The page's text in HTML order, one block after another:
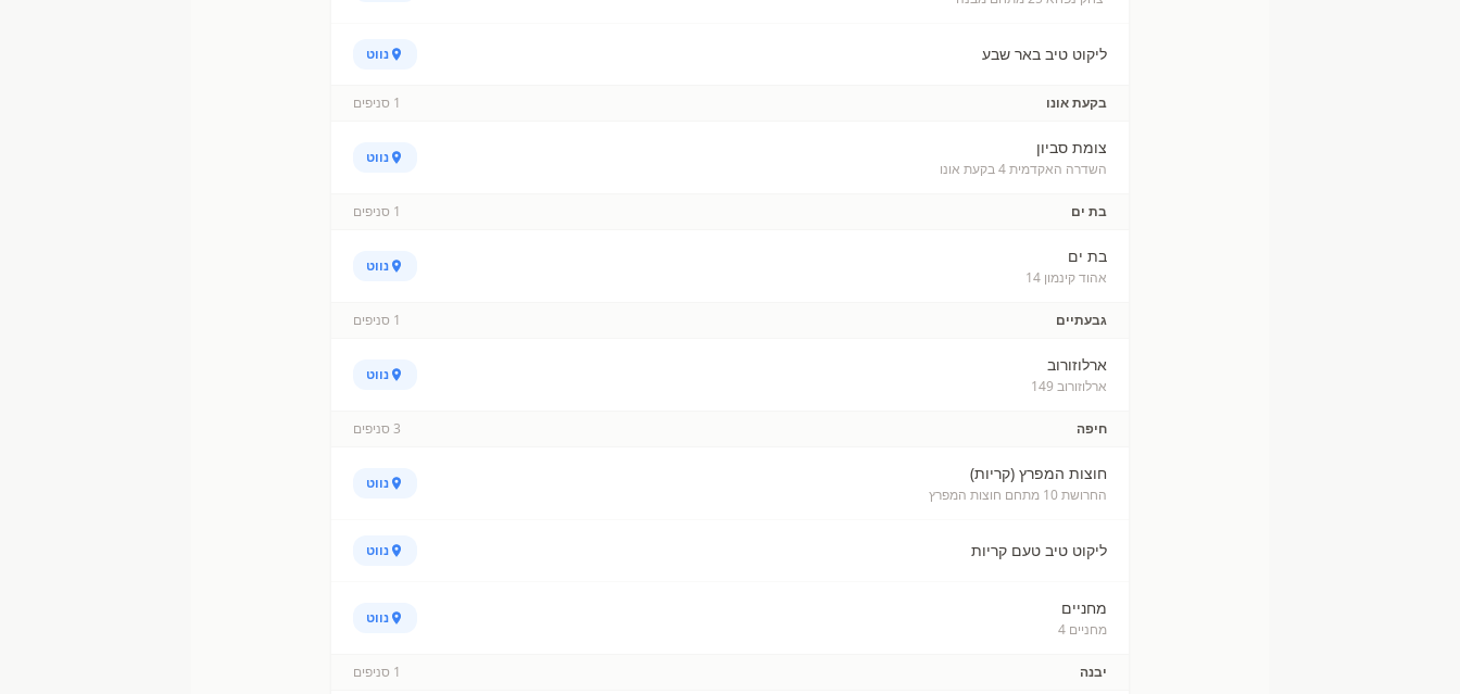
ליקוט טיב באר שבע נווט
בקעת אונו 1 סניפים
צומת סביון
השדרה האקדמית 4 בקעת אונו
נווט
בת ים 1 סניפים
בת ים
אהוד קינמון 14
נווט
גבעתיים 1 סניפים
ארלוזורוב
ארלוזורוב 149
נווט
חיפה 3 סניפים
חוצות המפרץ (קריות)
החרושת 10 מתחם חוצות המפרץ
נווט
ליקוט טיב טעם קריות נווט
מחניים
מחניים 4
נווט
יבנה 1 סניפים